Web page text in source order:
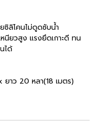
ซิลิโคนไม่ดูดซับน้ำ
นียวสูง แรงยึดเกาะดี ทน
ได้
ยาว 20 หลา(18 เมตร)